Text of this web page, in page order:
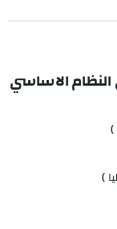
النظام الاساسي
)